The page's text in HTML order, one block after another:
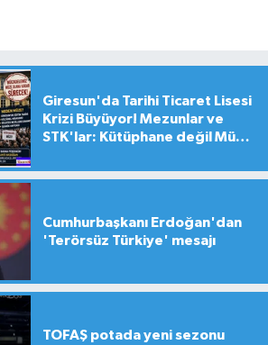
Giresun'da Tarihi Ticaret Lisesi
Krizi Büyüyor! Mezunlar ve
STK'lar: Kütüphane değil Müze
Cumhurbaşkanı Erdoğan'dan
'Terörsüz Türkiye' mesajı
TOFAŞ potada yeni sezonu